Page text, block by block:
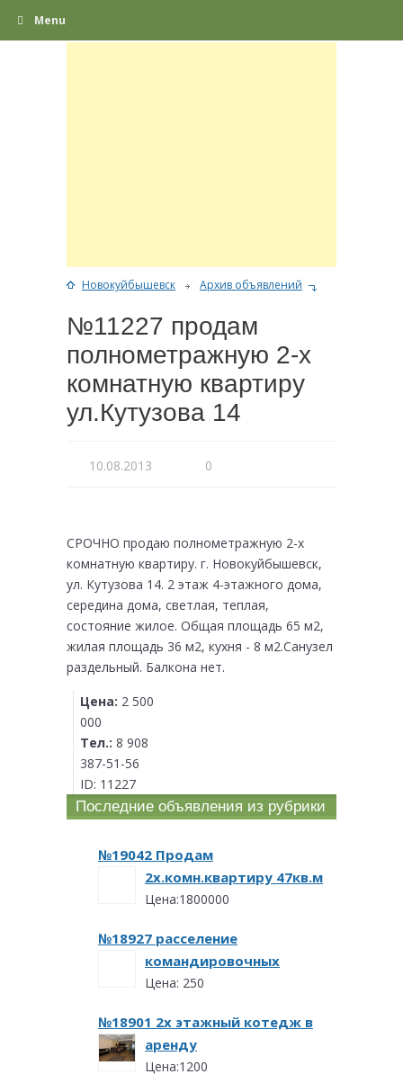
Menu
Новокуйбышевск Архив объявлений
№11227 продам
полнометражную 2-х
комнатную квартиру
ул.Кутузова 14
10.08.2013 0
СРОЧНО продаю полнометражную 2-х
комнатную квартиру. г. Новокуйбышевск,
ул. Кутузова 14. 2 этаж 4-этажного дома,
середина дома, светлая, теплая,
состояние жилое. Общая площадь 65 м2,
жилая площадь 36 м2, кухня - 8 м2.Санузел
раздельный. Балкона нет.
Цена: 2 500
000
Тел.: 8 908
387-51-56
ID: 11227
Последние объявления из рубрики
№19042 Продам
2х.комн.квартиру 47кв.м
Цена:1800000
№18927 расселение
командировочных
Цена: 250
№18901 2х этажный котедж в
аренду
Цена:1200